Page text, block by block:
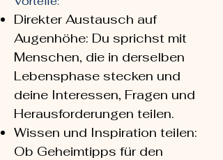
Direkter Austausch auf
Augenhöhe: Du sprichst mit
Menschen, die in derselben
Lebensphase stecken und
deine Interessen, Fragen und
Herausforderungen teilen.
Wissen und Inspiration teilen:
Ob Geheimtipps für den